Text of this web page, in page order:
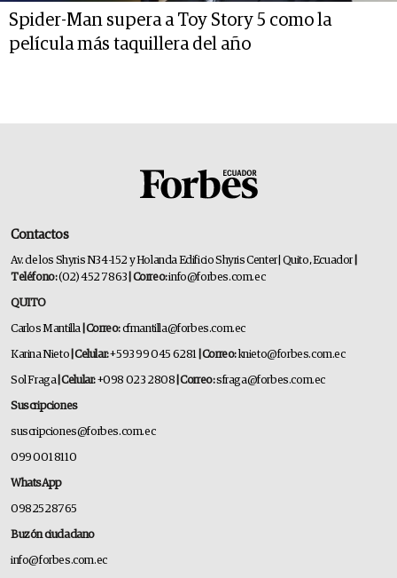
Spider-Man supera a Toy Story 5 como la
película más taquillera del año
Contactos
Av. de los Shyris N34-152 y Holanda Edificio Shyris Center | Quito, Ecuador
Teléfono:(02) 452 7863 | Correo:info@forbes.com.ec
QUITO
Carlos Mantilla | Correo:cfmantilla@forbes.com.ec
Karina Nieto | Celular:+593 99 045 6281 | Correo:knieto@forbes.com.ec
Sol Fraga| Celular:+098 023 2808 | Correo:sfraga@forbes.com.ec
Suscripciones
suscripciones@forbes.com.ec
099 001 8110
WhatsApp
0982528765
Buzón ciudadano
info@forbes.com.ec